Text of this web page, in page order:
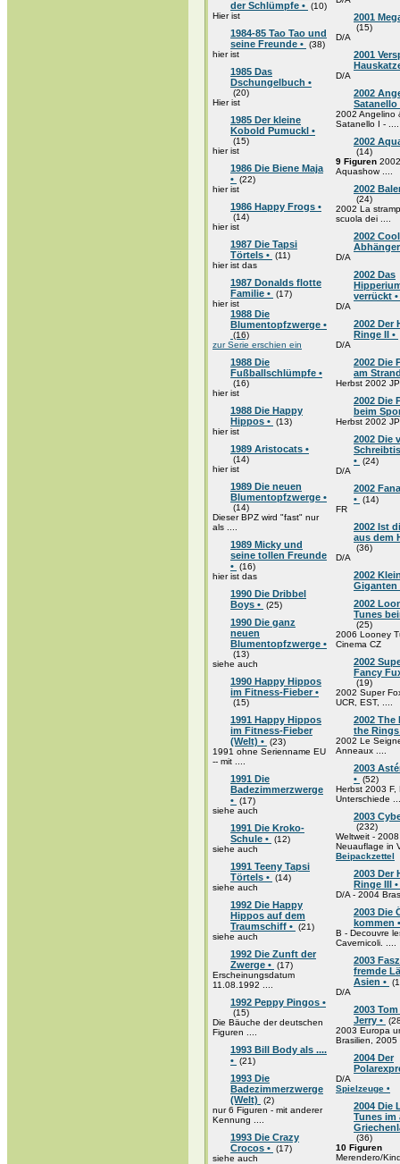
der Schlümpfe • (10)
Hier ist
1984-85 Tao Tao und
seine Freunde • (38)
hier ist
1985 Das
Dschungelbuch •
(20)
Hier ist
1985 Der kleine
Kobold Pumuckl •
(15)
hier ist
1986 Die Biene Maja
• (22)
hier ist
1986 Happy Frogs •
(14)
hier ist
1987 Die Tapsi
Törtels • (11)
hier ist das
1987 Donalds flotte
Familie • (17)
hier ist
1988 Die
Blumentopfzwerge •
(16)
zur Serie erschien ein
1988 Die
Fußballschlümpfe •
(16)
hier ist
1988 Die Happy
Hippos • (13)
hier ist
1989 Aristocats •
(14)
hier ist
1989 Die neuen
Blumentopfzwerge •
(14)
Dieser BPZ wird "fast" nur
als ....
1989 Micky und
seine tollen Freunde
• (16)
hier ist das
1990 Die Dribbel
Boys • (25)
1990 Die ganz
neuen
Blumentopfzwerge •
(13)
siehe auch
1990 Happy Hippos
im Fitness-Fieber •
(15)
1991 Happy Hippos
im Fitness-Fieber
(Welt) • (23)
1991 ohne Serienname EU
-- mit ....
1991 Die
Badezimmerzwerge
• (17)
siehe auch
1991 Die Kroko-
Schule • (12)
siehe auch
1991 Teeny Tapsi
Törtels • (14)
siehe auch
1992 Die Happy
Hippos auf dem
Traumschiff • (21)
siehe auch
1992 Die Zunft der
Zwerge • (17)
Erscheinungsdatum
11.08.1992 ....
1992 Peppy Pingos •
(15)
Die Bäuche der deutschen
Figuren ....
1993 Bill Body als ....
• (21)
1993 Die
Badezimmerzwerge
(Welt)
(2)
nur 6 Figuren - mit anderer
Kennung ....
1993 Die Crazy
Crocos • (17)
siehe auch
2001
(15)
D/A
2001
D/A
2002
Satanello
2002 Angelino
Satanello I - ....
2002
(14)
9 Figuren 2002
Aquashow ....
2002
(24)
2002 La
scuola dei ....
2002
D/A
2002 Das
verrückt •
D/A
2002 Der
Ringe II •
D/A
2002 Die
am
Herbst 2002 JP
2002 Die
beim
Herbst 2002 JP
2002 Die
• (24)
D/A
2002
• (14)
FR
2002 Ist
aus dem
(36)
D/A
2002
Giganten
2002
Tunes
(25)
2006 Looney
Cinema CZ
2002
Fancy
(19)
2002 Super
UCR, EST, ....
2002 The
the
2002 Le
Anneaux ....
2003
• (52)
Herbst 2003 F,
Unterschiede
2003
(232)
Weltweit - 2008
Neuauflage in
Beipackzettel
2003 Der
Ringe III •
D/A - 2004
2003 Die
kommen
B - Decouvre
Cavernicoli. ....
2003
fremde
Asien •
D/A
2003
Jerry •
2003 Europa
Brasilien, 2005
2004 Der
D/A
Spielzeuge •
2004 Die
Tunes im
(36)
10 Figuren
Merendero/